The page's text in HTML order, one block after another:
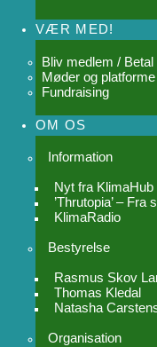
VÆR MED!
Bliv medlem /
Møder og platforme
Fundraising
OM OS
Information
Nyt fra KlimaHub
’Thrutopia’ –
KlimaRadio
Bestyrelse
Rasmus Skov
Thomas Kledal
Natasha
Organisation